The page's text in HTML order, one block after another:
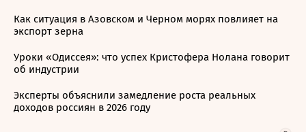
Как ситуация в Азовском и Черном морях повлияет на
экспорт зерна
Уроки «Одиссея»: что успех Кристофера Нолана говорит
об индустрии
Эксперты объяснили замедление роста реальных
доходов россиян в 2026 году